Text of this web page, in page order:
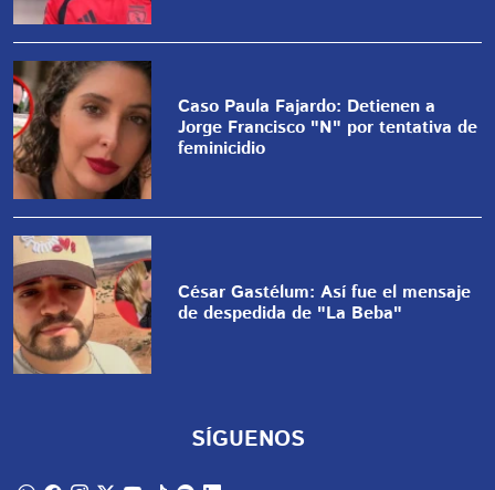
Caso Paula Fajardo: Detienen a
Jorge Francisco "N" por tentativa de
feminicidio
César Gastélum: Así fue el mensaje
de despedida de "La Beba"
SÍGUENOS